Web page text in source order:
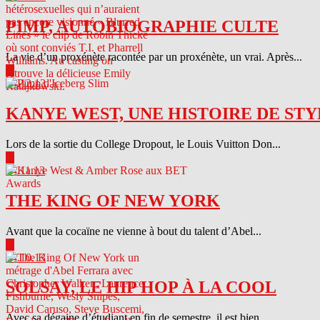
PIMP, AUTOBIOGRAPHIE CULTE
La vie d’un proxénète racontée par un proxénète, un vrai. Après...
04.12.13
KANYE WEST, UNE HISTOIRE DE
Lors de la sortie du College Dropout, le Louis Vuitton Don...
04.11.13
THE KING OF NEW YORK
Avant que la cocaïne ne vienne à bout du talent d’Abel...
04.10.13
SOLSAY, LE HIP HOP À LA COOL